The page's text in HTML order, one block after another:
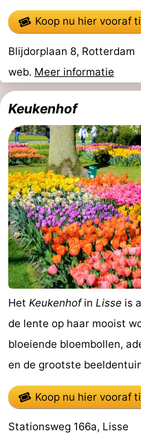
Schoorlse
Duinen
Bergen
aan
Zee
-
Bergen
-
Alkmaar
-
Egmond
aan
Zee
-
Noordhollands
duinreservaat
-
Wijk
aan
Zee
-
Natuur
Zuid-
Kennermerland
-
Amsterdam
-
Haarlem
-
Zandvoort
Zuid-
Leiden
Bollenstreek
-
Natuur
-
Koop nu hier vooraf
Blijdorplaan 8, Rotterdam
web. Meer informatie
Keukenhof
Het Keukenhofin Lisse is
de lente op haar mooist
bloeiende bloembollen,
en de grootste
Koop nu hier vooraf
Stationsweg 166a, Lisse